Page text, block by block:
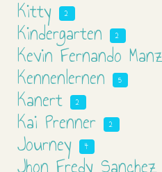
Kitty 2
Kindergarten 2
Kevin Fernando
Kennenlernen 5
Kanert 2
Kai Prenner 2
Journey 4